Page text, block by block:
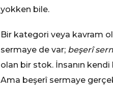
yokken bile.
Bir kategori veya kavram
sermaye de var; beşerî
olan bir stok. İnsanın
Ama beşerî sermaye